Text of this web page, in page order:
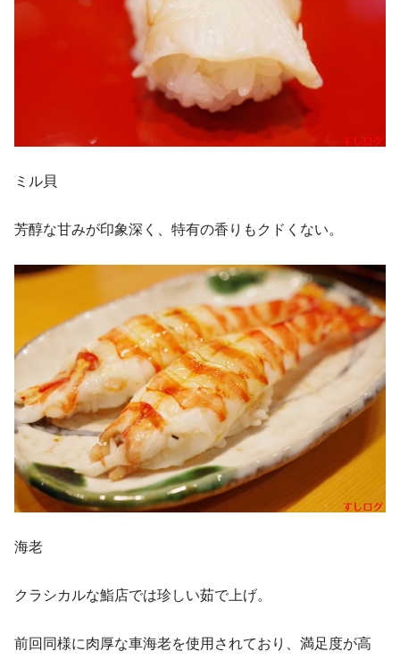
ミル貝
芳醇な甘みが印象深く、特有の香りもクドくない。
海老
クラシカルな鮨店では珍しい茹で上げ。
前回同様に肉厚な車海老を使用されており、満足度が高